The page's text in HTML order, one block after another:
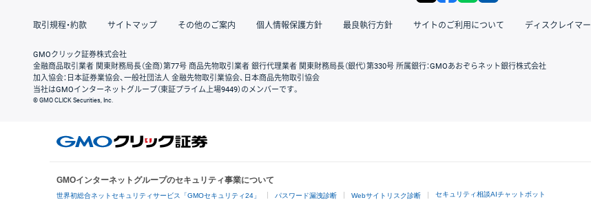
取引規程・約款 サイトマップ その他のご案内 個人情報保護方針 最良執行方針 サイトのご利用について ディスクレイマー
GMOクリック証券株式会社
金融商品取引業者 関東財務局長（金商）第77号 商品先物取引業者 銀行代理業者 関東財務局長（銀代）第330号 所属銀行：GMOあおぞらネット銀行株式会社
加入協会：日本証券業協会、一般社団法人 金融先物取引業協会、日本商品先物取引協会
当社はGMOインターネットグループ（東証プライム上場9449）のメンバーです。
© GMO CLICK Securities, Inc.
GMOインターネットグループのセキュリティ事業について
世界初総合ネットセキュリティサービス「GMOセキュリティ24」 パスワード漏洩診断 Webサイトリスク診断 セキュリティ相談AIチャットボット